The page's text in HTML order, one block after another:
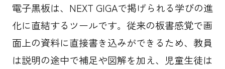
電子黒板は、NEXT GIGAで掲げられる学びの進
化に直結するツールです。従来の板書感覚で画
面上の資料に直接書き込みができるため、教員
は説明の途中で補足や図解を加え、児童生徒は